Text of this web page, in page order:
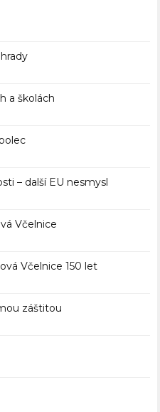
a školách
– další EU nesmysl
Včelnice
Včelnice 150 let
záštitou